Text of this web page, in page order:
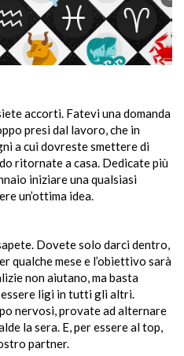
accorti. Fatevi una domanda
presi dal lavoro, che in
a cui dovreste smettere di
ritornate a casa. Dedicate più
iniziare una qualsiasi
un’ottima idea.
Dovete solo darci dentro,
qualche mese e l’obiettivo sarà
non aiutano, ma basta
ligi in tutti gli altri.
nervosi, provate ad alternare
la sera. E, per essere al top,
partner.